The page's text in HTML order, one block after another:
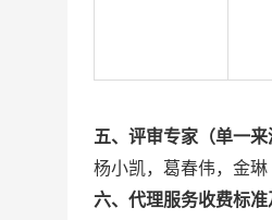
五、评审专家（单一来
杨小凯，葛春伟，金琳
六、代理服务收费标准